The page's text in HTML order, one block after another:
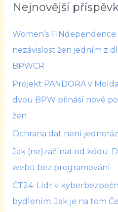
Nejnovější
Women’s
nezávislost žen jedním z
BPWCR
Projekt PANDORA v
dvou BPW přináší nové
žen
Ochrana dat není
Jak (ne)začínat od kódu:
webů bez programování
ČT24: Lídr v
bydlením. Jak je na tom